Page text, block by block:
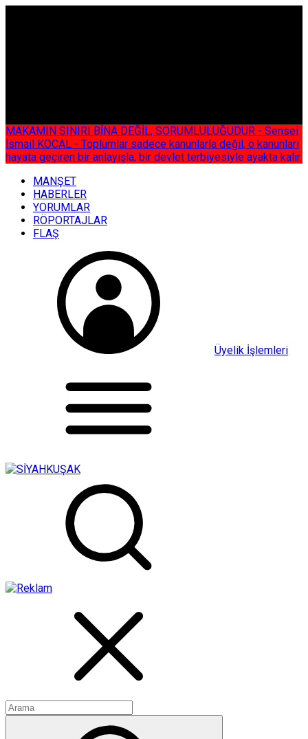
MAKAMIN SINIRI BİNA DEĞİL, SORUMLULUĞUDUR - Sensei
İsmail KOCAL - Toplumlar sadece kanunlarla değil, o kanunları
hayata geçiren bir anlayışla, bir devlet terbiyesiyle ayakta kalır.
MANŞET
HABERLER
YORUMLAR
RÖPORTAJLAR
FLAŞ
Üyelik İşlemleri